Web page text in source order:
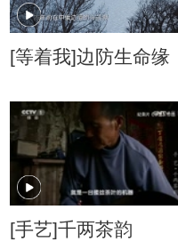
[等着我]边防生命缘
[手艺]千两茶韵